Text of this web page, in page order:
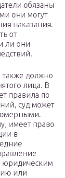
обязаны
они могут
наказания.
от
ли они
должно
лица. В
правила по
суд может
имеет право
в
юридическим
или